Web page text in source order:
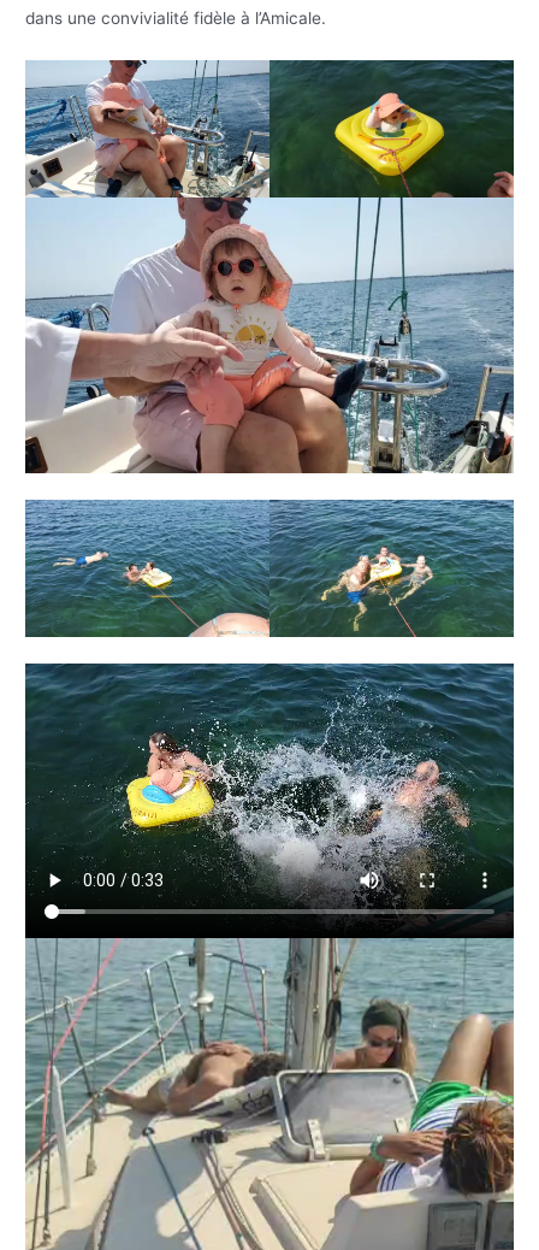
dans une convivialité fidèle à l’Amicale.